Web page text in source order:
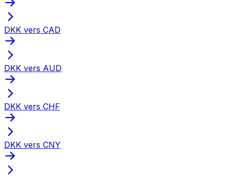
DKK vers CAD
DKK vers AUD
DKK vers CHF
DKK vers CNY